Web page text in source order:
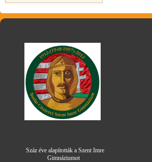
Száz éve alapították a Szent Imre
Gimnáziumot